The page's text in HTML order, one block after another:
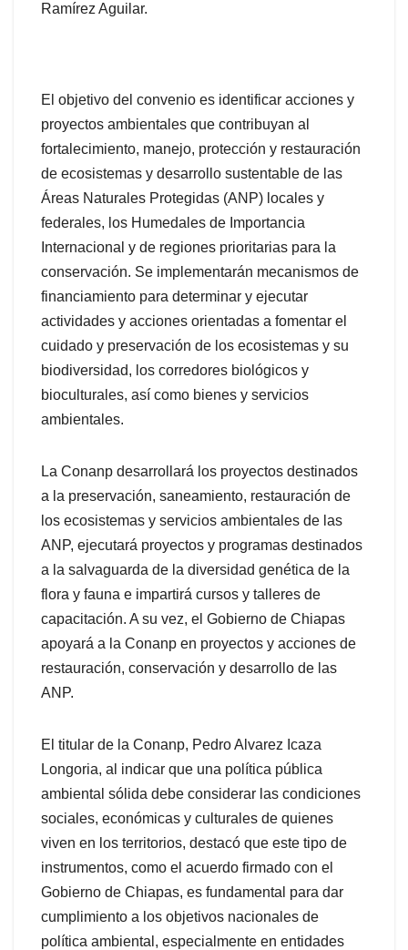
Ramírez Aguilar.
El objetivo del convenio es identificar acciones y
proyectos ambientales que contribuyan al
fortalecimiento, manejo, protección y restauración
de ecosistemas y desarrollo sustentable de las
Áreas Naturales Protegidas (ANP) locales y
federales, los Humedales de Importancia
Internacional y de regiones prioritarias para la
conservación. Se implementarán mecanismos de
financiamiento para determinar y ejecutar
actividades y acciones orientadas a fomentar el
cuidado y preservación de los ecosistemas y su
biodiversidad, los corredores biológicos y
bioculturales, así como bienes y servicios
ambientales.
La Conanp desarrollará los proyectos destinados
a la preservación, saneamiento, restauración de
los ecosistemas y servicios ambientales de las
ANP, ejecutará proyectos y programas destinados
a la salvaguarda de la diversidad genética de la
flora y fauna e impartirá cursos y talleres de
capacitación. A su vez, el Gobierno de Chiapas
apoyará a la Conanp en proyectos y acciones de
restauración, conservación y desarrollo de las
ANP.
El titular de la Conanp, Pedro Alvarez Icaza
Longoria, al indicar que una política pública
ambiental sólida debe considerar las condiciones
sociales, económicas y culturales de quienes
viven en los territorios, destacó que este tipo de
instrumentos, como el acuerdo firmado con el
Gobierno de Chiapas, es fundamental para dar
cumplimiento a los objetivos nacionales de
política ambiental, especialmente en entidades